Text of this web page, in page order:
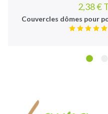
2,38 €
Couvercles dômes pour